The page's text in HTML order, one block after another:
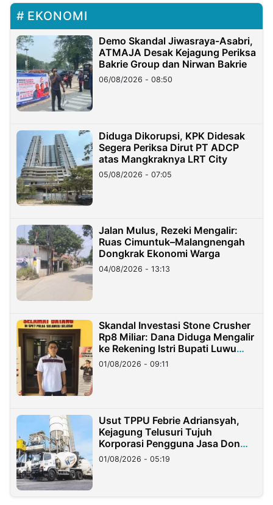
EKONOMI
Demo Skandal Jiwasraya-Asabri,
ATMAJA Desak Kejagung Periksa
Bakrie Group dan Nirwan Bakrie
06/08/2026 - 08:50
Diduga Dikorupsi, KPK Didesak
Segera Periksa Dirut PT ADCP
atas Mangkraknya LRT City
05/08/2026 - 07:05
Jalan Mulus, Rezeki Mengalir:
Ruas Cimuntuk–Malangnengah
Dongkrak Ekonomi Warga
04/08/2026 - 13:13
Skandal Investasi Stone Crusher
Rp8 Miliar: Dana Diduga Mengalir
ke Rekening Istri Bupati Luwu
Timur
01/08/2026 - 09:11
Usut TPPU Febrie Adriansyah,
Kejagung Telusuri Tujuh
Korporasi Pengguna Jasa Don
Ritto
01/08/2026 - 05:19